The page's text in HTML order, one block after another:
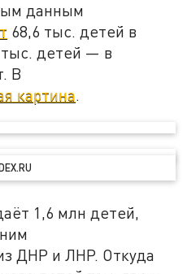
данным
68,6 тыс. детей в
тыс. детей — в
В
картина.
1,6 млн детей,
ДНР и ЛНР. Откуда